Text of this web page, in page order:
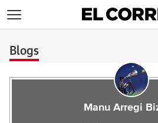
Blogs
Manu Arregi